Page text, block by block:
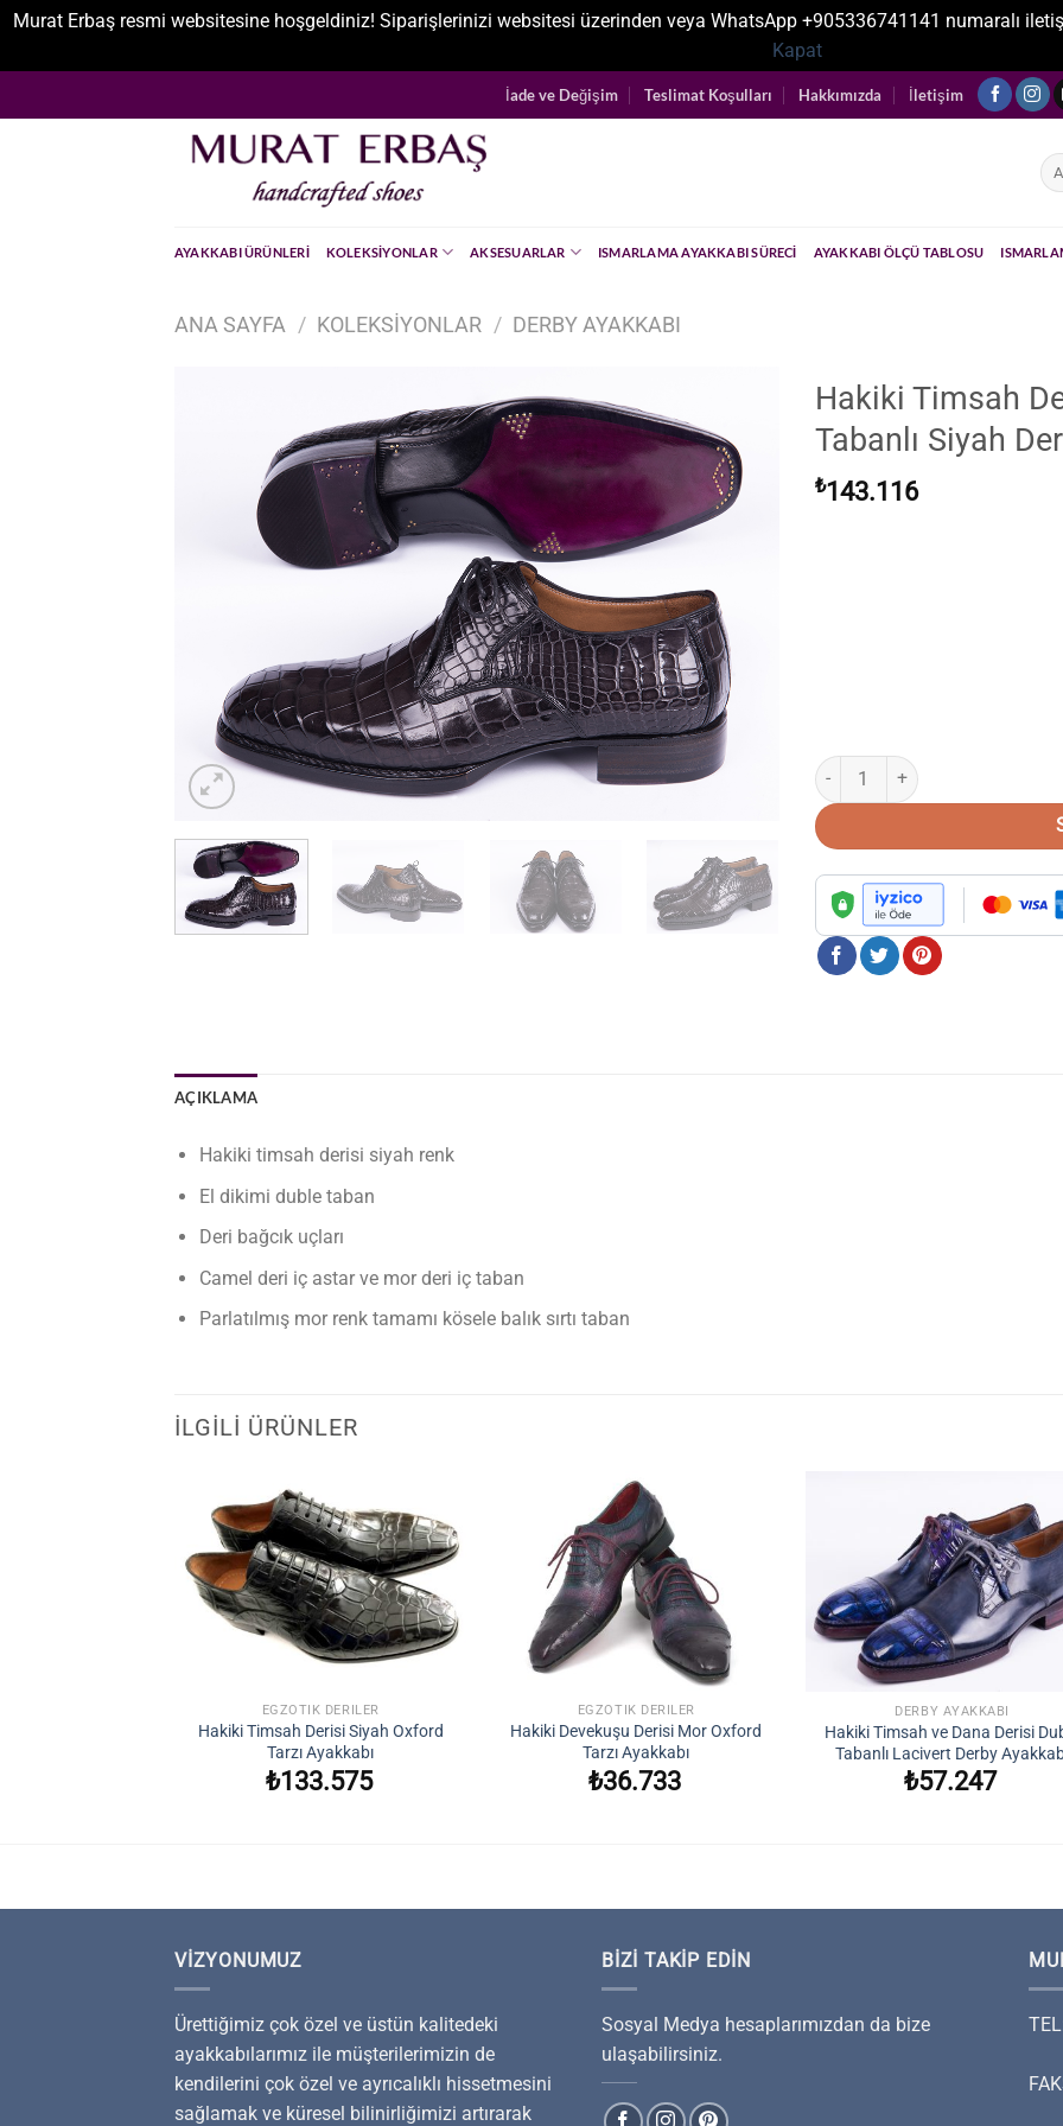
Murat Erbaş resmi websitesine hoşgeldiniz! Siparişlerinizi websitesi üzerinden veya WhatsApp +905336741141 numaralı
Kapat
atla
İade ve Değişim Teslimat Koşulları Hakkımızda İletişim
Ara:
AYAKKABI ÜRÜNLERI KOLEKSIYONLAR AKSESUARLAR ISMARLAMA AYAKKABI SÜRECI AYAKKABI ÖLÇÜ TABLOSU
ANA SAYFA / KOLEKSIYONLAR / DERBY AYAKKABI
Hakiki Timsah
Tabanlı Siyah
₺143.116
Hakiki Timsah Derisi Duble El
AÇIKLAMA
Hakiki timsah derisi siyah renk
El dikimi duble taban
Deri bağcık uçları
Camel deri iç astar ve mor deri iç taban
Parlatılmış mor renk tamamı kösele balık sırtı taban
İLGILI ÜRÜNLER
EGZOTIK DERILER
Hakiki Timsah Derisi Siyah Oxford
Tarzı Ayakkabı
₺133.575
EGZOTIK DERILER
Hakiki Devekuşu Derisi Mor Oxford
Tarzı Ayakkabı
₺36.733
DERBY AYAKKABI
Hakiki Timsah ve Dana Derisi
Tabanlı Lacivert Derby
₺57.247
VIZYONUMUZ
Ürettiğimiz çok özel ve üstün kalitedeki
ayakkabılarımız ile müşterilerimizin de
kendilerini çok özel ve ayrıcalıklı hissetmesini
sağlamak ve küresel bilinirliğimizi artırarak
BIZI TAKIP EDIN
Sosyal Medya hesaplarımızdan da bize
ulaşabilirsiniz.